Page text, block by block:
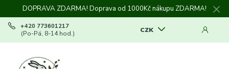
DOPRAVA ZDARMA! Doprava od 1000Kč nákupu ZDARMA!
CZK
+420 773601217
(Po-Pá, 8-14 hod.)